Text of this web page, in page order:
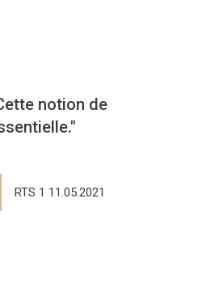
notion de
RTS 1 11.05.2021